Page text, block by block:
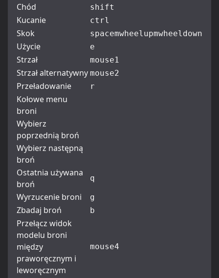
Chód shift
Kucanie ctrl
Skok spacemwheelupmwheeldown
Użycie e
Strzał mouse1
Strzał alternatywny mouse2
Przeładowanie r
Kołowe menu
broni
Wybierz
poprzednią broń
Wybierz następną
broń
Ostatnia używana
broń
q
Wyrzucenie broni g
Zbadaj broń b
Przełącz widok
modelu broni
między
praworęcznym i
leworęcznym
mouse4